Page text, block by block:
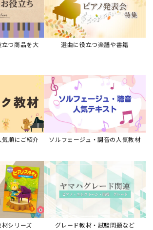
立つ商品を大
選曲に役立つ楽譜や書籍
気順にご紹介 ソルフェージュ・調音の人気教材
材シリーズ グレード教材・試験問題など